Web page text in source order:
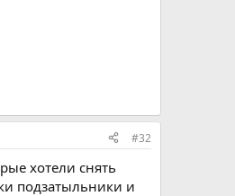
#32
хотели снять
подзатыльники и